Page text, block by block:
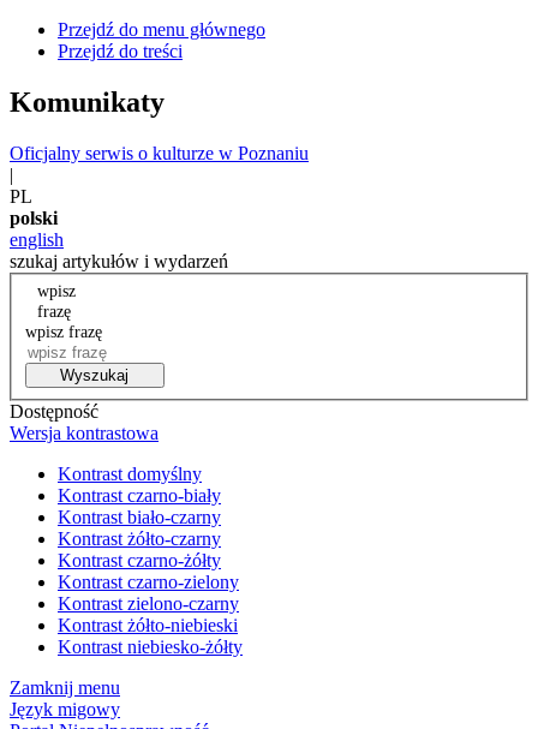
Przejdź do menu głównego
Przejdź do treści
Komunikaty
Oficjalny serwis o kulturze w Poznaniu
|
PL
polski
english
szukaj artykułów i wydarzeń
wpisz
frazę
wpisz frazę
Wyszukaj
Dostępność
Wersja kontrastowa
Kontrast domyślny
Kontrast czarno-biały
Kontrast biało-czarny
Kontrast żółto-czarny
Kontrast czarno-żółty
Kontrast czarno-zielony
Kontrast zielono-czarny
Kontrast żółto-niebieski
Kontrast niebiesko-żółty
Zamknij menu
Język migowy